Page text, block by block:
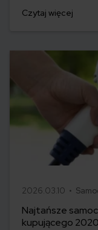
wiele do życzenia,
Czytaj więcej
2026.03.10 •
Najtańsze
kupującego 2020